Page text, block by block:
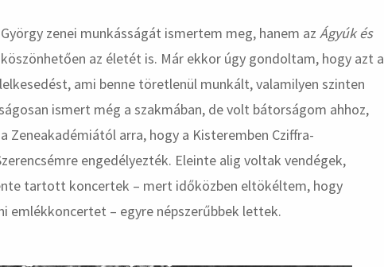
zenei munkásságát ismertem meg, hanem az Ágyúk és
az életét is. Már ekkor úgy gondoltam, hogy azt a
ami benne töretlenül munkált, valamilyen szinten
ismert még a szakmában, de volt bátorságom ahhoz,
Zeneakadémiától arra, hogy a Kisteremben Cziffra-
engedélyezték. Eleinte alig voltak vendégek,
tartott koncertek – mert időközben eltökéltem, hogy
emlékkoncertet – egyre népszerűbbek lettek.